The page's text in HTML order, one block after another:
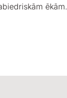
ēkām.